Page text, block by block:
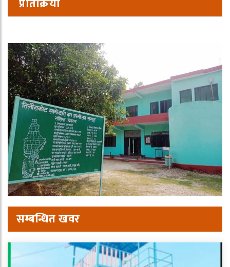
प्रतिक्रिया
सम्बन्धित खवर